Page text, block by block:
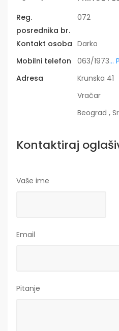
Reg.
posrednika br.
072
Kontakt osoba Darko
Mobilni telefon
063/1973...
Adresa
Krunska 41
Vračar
Beograd ,
Kontaktiraj
Vaše ime
Email
Pitanje